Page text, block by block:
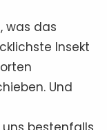
was das
Insekt
Und